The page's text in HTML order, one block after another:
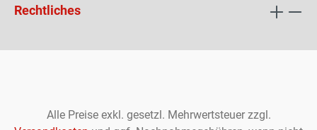
Rechtliches
Alle Preise exkl. gesetzl. Mehrwertsteuer zzgl.